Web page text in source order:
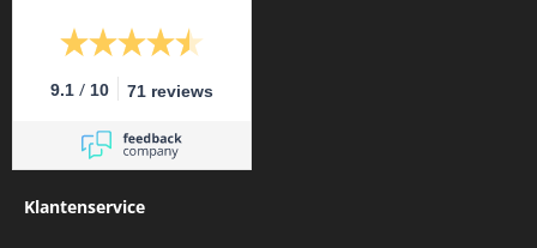
9.1 / 10 71 reviews
Klantenservice